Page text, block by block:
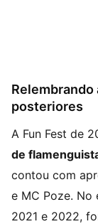
Relembrando
posteriores
A Fun Fest de
de
contou com
e MC Poze. No
2021 e 2022,